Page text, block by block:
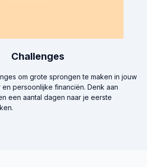
Challenges
om grote sprongen te maken in jouw
persoonlijke financiën. Denk aan
een aantal dagen naar je eerste